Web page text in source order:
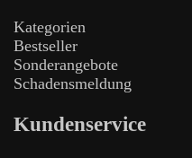
Kategorien
Bestseller
Sonderangebote
Schadensmeldung
Kundenservice